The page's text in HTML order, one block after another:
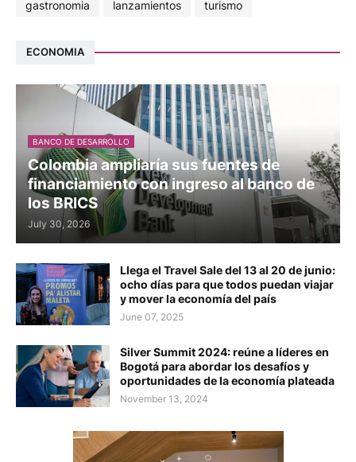
gastronomia
lanzamientos turismo
ECONOMIA
BANCO DE DESARROLLO
Colombia ampliaría sus fuentes de
financiamiento con ingreso al banco de
los BRICS
July 30, 2026
Llega el Travel Sale del 13 al 20 de junio:
ocho días para que todos puedan viajar
y mover la economía del país
June 07, 2025
Silver Summit 2024: reúne a líderes en
Bogotá para abordar los desafíos y
oportunidades de la economía plateada
November 13, 2024